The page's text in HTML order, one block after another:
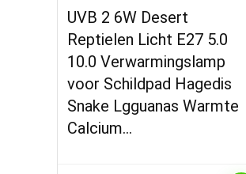
UVB 2 6W Desert
Reptielen Licht E27 5.0
10.0 Verwarmingslamp
voor Schildpad Hagedis
Snake Lgguanas Warmte
Calcium…